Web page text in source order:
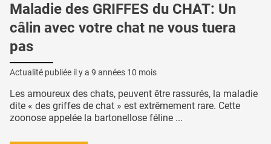
Maladie des GRIFFES du CHAT: Un
câlin avec votre chat ne vous tuera
pas
Actualité publiée il y a 9 années 10 mois
Les amoureux des chats, peuvent être rassurés, la maladie
dite « des griffes de chat » est extrêmement rare. Cette
zoonose appelée la bartonellose féline ...